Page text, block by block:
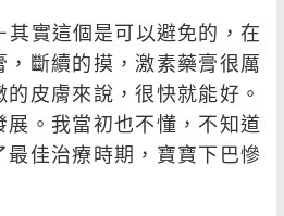
其實這個是可以避免的，在
斷續的摸，激素藥膏很厲
皮膚來說，很快就能好。
。我當初也不懂，不知道
佳治療時期，寶寶下巴慘